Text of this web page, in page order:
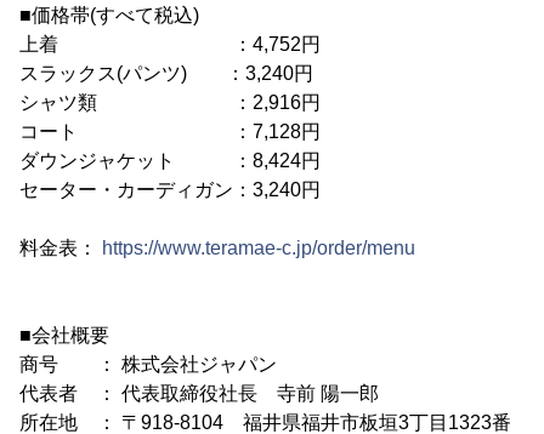
■価格帯(すべて税込)
上着 ：4,752円
スラックス(パンツ) ：3,240円
シャツ類 ：2,916円
コート ：7,128円
ダウンジャケット ：8,424円
セーター・カーディガン：3,240円
料金表： https://www.teramae-c.jp/order/menu
■会社概要
商号 ： 株式会社ジャパン
代表者 ： 代表取締役社長 寺前 陽一郎
所在地 ： 〒918-8104 福井県福井市板垣3丁目1323番